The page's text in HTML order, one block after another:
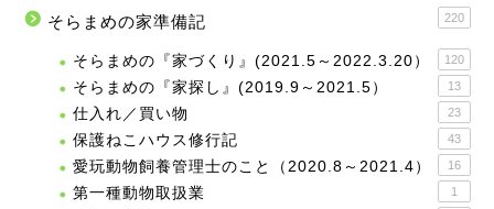
そらまめの家準備記 220
そらまめの『家づくり』(2021.5～2022.3.20） 120
そらまめの『家探し』(2019.9～2021.5） 13
仕入れ／買い物 23
保護ねこハウス修行記 43
愛玩動物飼養管理士のこと（2020.8～2021.4） 16
第一種動物取扱業 1